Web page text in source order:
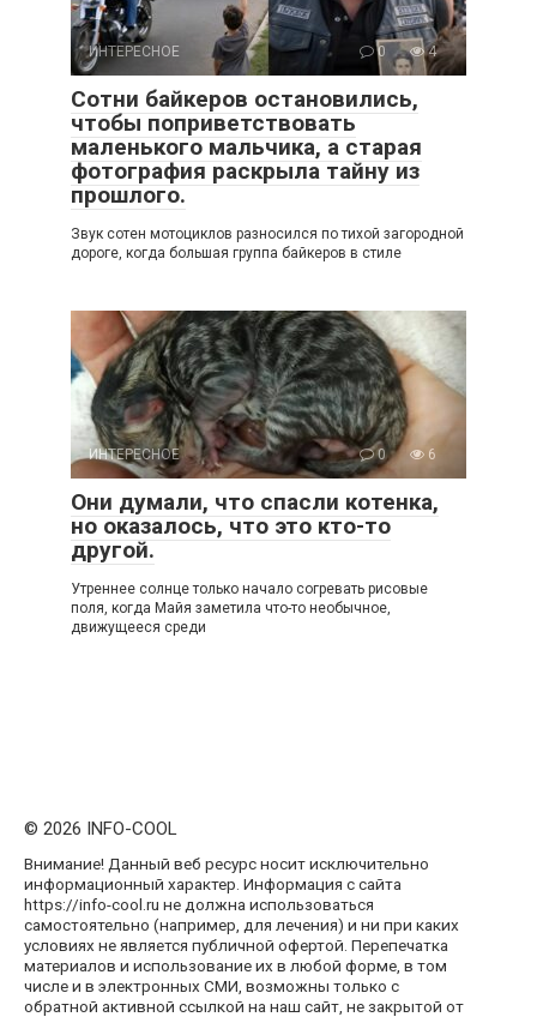
ИНТЕРЕСНОЕ 0 4
Сотни байкеров остановились,
чтобы поприветствовать
маленького мальчика, а старая
фотография раскрыла тайну из
прошлого.
Звук сотен мотоциклов разносился по тихой загородной
дороге, когда большая группа байкеров в стиле
ИНТЕРЕСНОЕ 0 6
Они думали, что спасли котенка,
но оказалось, что это кто-то
другой.
Утреннее солнце только начало согревать рисовые
поля, когда Майя заметила что-то необычное,
движущееся среди
© 2026 INFO-COOL
Внимание! Данный веб ресурс носит исключительно
информационный характер. Информация с сайта
https://info-cool.ru не должна использоваться
самостоятельно (например, для лечения) и ни при каких
условиях не является публичной офертой. Перепечатка
материалов и использование их в любой форме, в том
числе и в электронных СМИ, возможны только с
обратной активной ссылкой на наш сайт, не закрытой от